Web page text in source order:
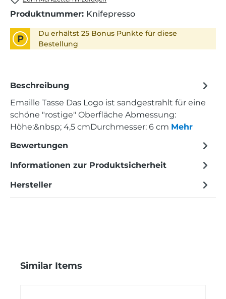
Produktnummer: Knifepresso
P
Du erhältst 25 Bonus Punkte für diese
Bestellung
Beschreibung
Emaille Tasse Das Logo ist sandgestrahlt für eine
schöne "rostige" Oberfläche Abmessung:
Höhe:&nbsp; 4,5 cmDurchmesser: 6 cm Mehr
Bewertungen
Informationen zur Produktsicherheit
Hersteller
Produktgalerie überspringen
Similar Items